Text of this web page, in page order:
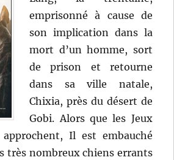
emprisonné à cause de
son implication dans la
mort d’un homme, sort
de prison et retourne
dans sa ville natale,
Chixia, près du désert de
Gobi. Alors que les Jeux
Il est embauché
très nombreux chiens errants